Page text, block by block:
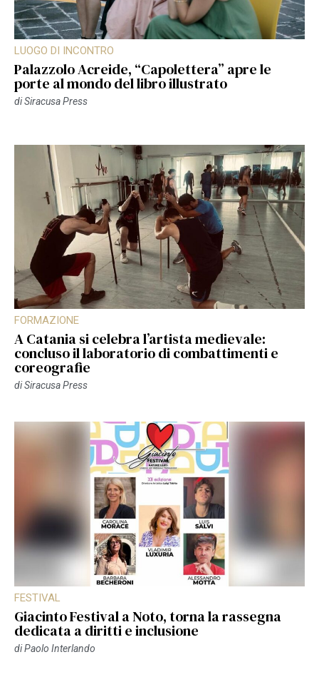
LUOGO DI INCONTRO
Palazzolo Acreide, “Capolettera” apre le
porte al mondo del libro illustrato
diSiracusa Press
FORMAZIONE
A Catania si celebra l’artista medievale:
concluso il laboratorio di combattimenti e
coreografie
diSiracusa Press
FESTIVAL
Giacinto Festival a Noto, torna la rassegna
dedicata a diritti e inclusione
diPaolo Interlando